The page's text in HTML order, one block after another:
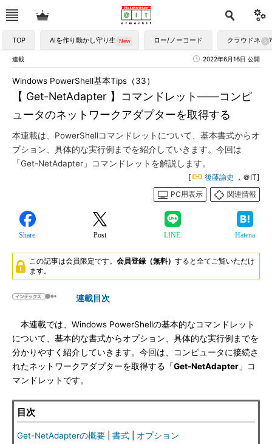
TOP AIを作り動かし守り生かす ロー/ノーコード クラウドネイ
連載 2022年6月16日 公開
【 Get-NetAdapter 】コマンドレット――コンピ
ュータのネットワークアダプターを取得する
Windows PowerShell基本Tips（33）
本連載は、PowerShellコマンドレットについて、基本書式からオ
プション、具体的な実行例までを紹介していきます。今回は
「Get-NetAdapter」コマンドレットを解説します。
[ 後藤諭史
，＠IT]
PC用表示
関連情報
Share Post LINE Hatena
この記事は会員限定です。 会員登録（無料） すると全てご覧いただけ
ます。
連載目次
本連載では、Windows PowerShellの基本的なコマンドレット
について、基本的な書式からオプション、具体的な実行例までを
分かりやすく紹介していきます。今回は、コンピュータに接続さ
れたネットワークアダプターを取得する「Get-NetAdapter 」コ
マンドレットです。
目次
Get-NetAdapterの概要 書式 オプション